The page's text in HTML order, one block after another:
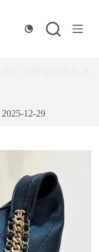
2025-12-29